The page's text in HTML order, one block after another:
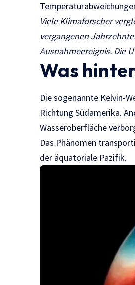
Viele Klimaforscher
vergangenen
Ausnahmeereignis. Die
Was
Die sogenannte Kelvin-
Richtung Südamerika.
Wasseroberfläche
Das Phänomen
der äquatoriale Pazifik.